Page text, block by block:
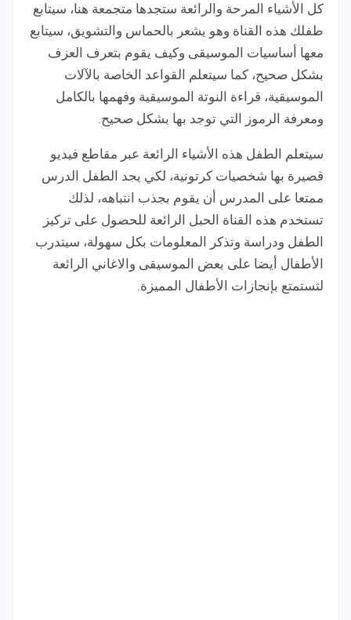
كل الأشياء المرحة والرائعة ستجدها متجمعة هنا، سيتابع
طفلك هذه القناة وهو يشعر بالحماس والتشويق، سيتابع
معها أساسيات الموسيقى وكيف يقوم بتعرف العزف
بشكل صحيح، كما سيتعلم القواعد الخاصة بالآلات
الموسيقية، قراءة النوتة الموسيقية وفهمها بالكامل
ومعرفة الرموز التي توجد بها بشكل صحيح.
سيتعلم الطفل هذه الأشياء الرائعة عبر مقاطع فيديو
قصيرة بها شخصيات كرتونية، لكي يجد الطفل الدرس
ممتعا على المدرس أن يقوم بجذب انتباهه، لذلك
تستخدم هذه القناة الحبل الرائعة للحصول على تركيز
الطفل ودراسة وتذكر المعلومات بكل سهولة، سيتدرب
الأطفال أيضا على بعض الموسيقى والاغاني الرائعة
لتستمتع بإنجازات الأطفال المميزة.